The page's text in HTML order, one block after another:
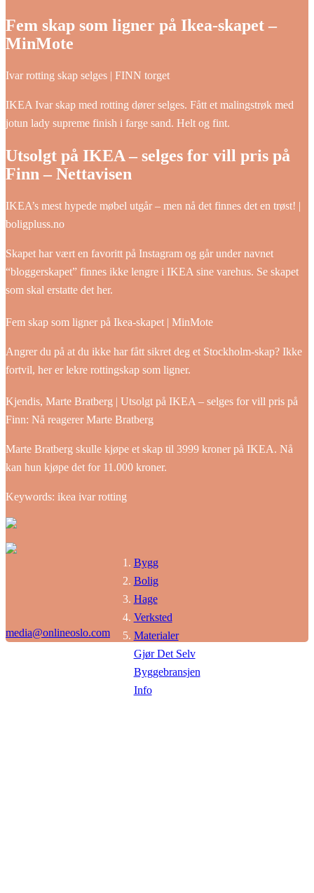
Fem skap som ligner på Ikea-skapet –
MinMote
Ivar rotting skap selges | FINN torget
IKEA Ivar skap med rotting dører selges. Fått et malingstrøk med
jotun lady supreme finish i farge sand. Helt og fint.
Utsolgt på IKEA – selges for vill pris på
Finn – Nettavisen
IKEA’s mest hypede møbel utgår – men nå det finnes det en trøst! |
boligpluss.no
Skapet har vært en favoritt på Instagram og går under navnet
“bloggerskapet” finnes ikke lengre i IKEA sine varehus. Se skapet
som skal erstatte det her.
Fem skap som ligner på Ikea-skapet | MinMote
Angrer du på at du ikke har fått sikret deg et Stockholm-skap? Ikke
fortvil, her er lekre rottingskap som ligner.
Kjendis, Marte Bratberg | Utsolgt på IKEA – selges for vill pris på
Finn: Nå reagerer Marte Bratberg
Marte Bratberg skulle kjøpe et skap til 3999 kroner på IKEA. Nå
kan hun kjøpe det for 11.000 kroner.
Keywords: ikea ivar rotting
Bygg
Bolig
Hage
Verksted
Materialer
Gjør Det Selv
Byggebransjen
Info
media@onlineoslo.com